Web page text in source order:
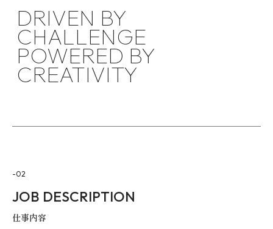
DRIVEN BY
CHALLENGE
POWERED BY
CREATIVITY
-02
JOB DESCRIPTION
仕事内容